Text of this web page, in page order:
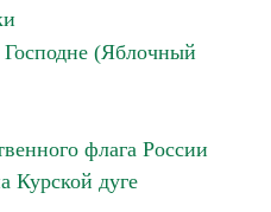
Господне (Яблочный
флага России
Курской дуге